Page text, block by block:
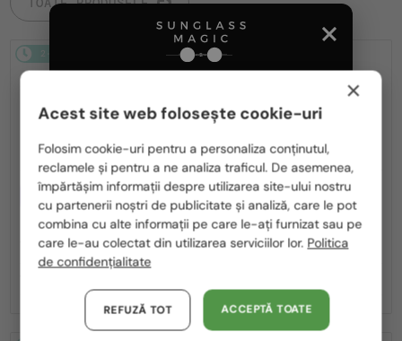
2-4 ZILE
CU LENTILĂ MONOFOCALĂ PLUS
330 RON
Chopard—Cadru optic
VCH379 - 0BLK - 54
Chopard—Ochelari de soare
SCH353M - 04GB - 54
România / RO
Polska / PL
Magyarország / HU
United Arab Emirates / EN
Austria / AT
Germania / DE
×
Acest site web folosește cookie-uri
Folosim cookie-uri pentru a personaliza conținutul,
reclamele și pentru a ne analiza traficul. De asemenea,
împărtășim informații despre utilizarea site-ului nostru
cu partenerii noștri de publicitate și analiză, care le pot
combina cu alte informații pe care le-ați furnizat sau pe
care le-au colectat din utilizarea serviciilor lor. Politica
de confidențialitate
ACCEPTĂ TOATE
REFUZĂ TOT